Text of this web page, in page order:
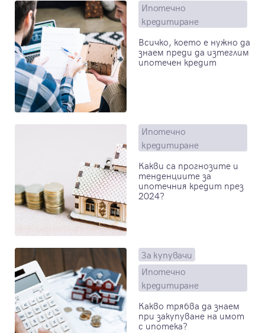
Ипотечно
кредитиране
Всичко, което е нужно да
знаем преди да изтеглим
ипотечен кредит
Ипотечно
кредитиране
Какви са прогнозите и
тенденциите за
ипотечния кредит през
2024?
За купувачи
Ипотечно
кредитиране
Какво трябва да знаем
при закупуване на имот
с ипотека?